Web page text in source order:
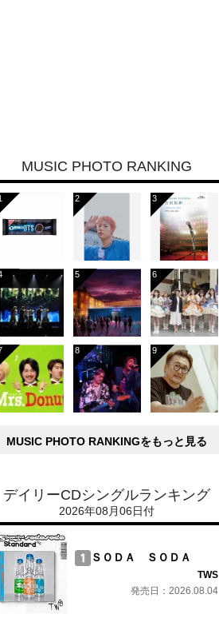
MUSIC PHOTO RANKING
MUSIC PHOTO RANKINGをもっと見る
デイリーCDシングルランキング
2026年08月06日付
ＳＯＤＡ ＳＯＤＡ
TWS
発売日：2026.08.04